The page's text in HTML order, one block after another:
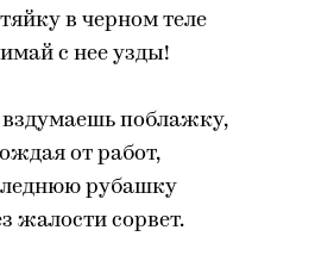
в черном теле
с нее узды!
вздумаешь поблажку,
от работ,
рубашку
жалости сорвет.